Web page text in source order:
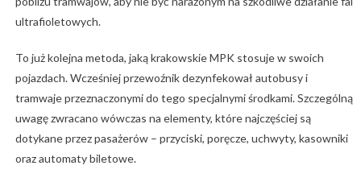
ultrafioletowych.
To już kolejna metoda, jaką krakowskie MPK stosuje w swoich
pojazdach. Wcześniej przewoźnik dezynfekował autobusy i
tramwaje przeznaczonymi do tego specjalnymi środkami. Szczególną
uwagę zwracano wówczas na elementy, które najczęściej są
dotykane przez pasażerów – przyciski, poręcze, uchwyty, kasowniki
oraz automaty biletowe.